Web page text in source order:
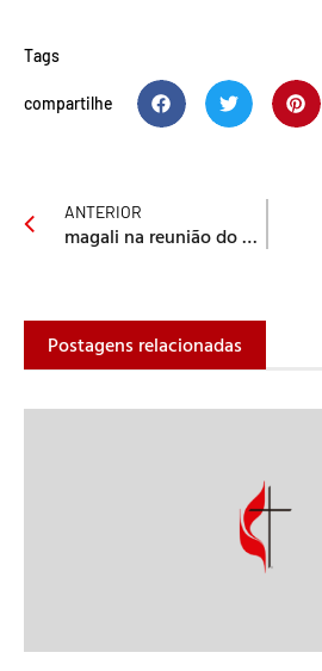
Tags
compartilhe
ANTERIOR
magali na reunião do CMI
Postagens relacionadas